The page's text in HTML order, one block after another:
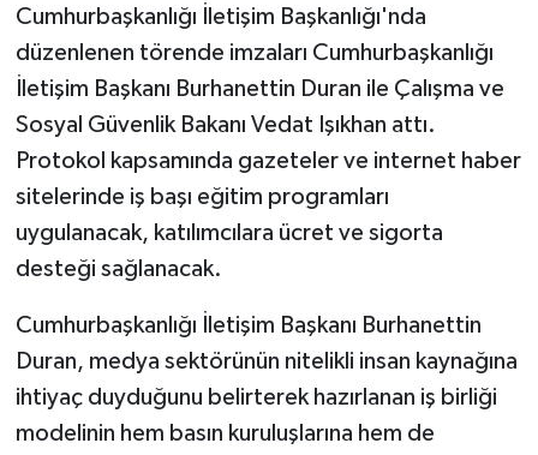
Cumhurbaşkanlığı İletişim Başkanlığı'nda
düzenlenen törende imzaları Cumhurbaşkanlığı
İletişim Başkanı Burhanettin Duran ile Çalışma ve
Sosyal Güvenlik Bakanı Vedat Işıkhan attı.
Protokol kapsamında gazeteler ve internet haber
sitelerinde iş başı eğitim programları
uygulanacak, katılımcılara ücret ve sigorta
desteği sağlanacak.
Cumhurbaşkanlığı İletişim Başkanı Burhanettin
Duran, medya sektörünün nitelikli insan kaynağına
ihtiyaç duyduğunu belirterek hazırlanan iş birliği
modelinin hem basın kuruluşlarına hem de
Otomobil
Pazarlar
Politika
Resmi İlan
Sağlık